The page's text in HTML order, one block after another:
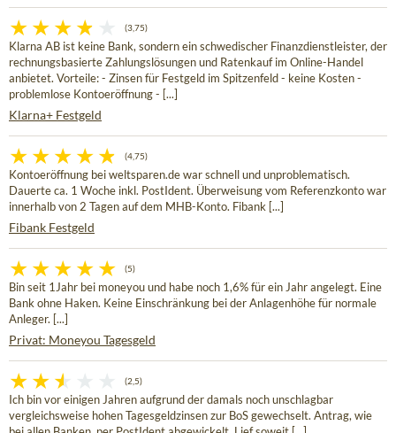
(3,75)
Klarna AB ist keine Bank, sondern ein schwedischer Finanzdienstleister, der
rechnungsbasierte Zahlungslösungen und Ratenkauf im Online-Handel
anbietet. Vorteile: - Zinsen für Festgeld im Spitzenfeld - keine Kosten -
problemlose Kontoeröffnung - [...]
Klarna+ Festgeld
(4,75)
Kontoeröffnung bei weltsparen.de war schnell und unproblematisch.
Dauerte ca. 1 Woche inkl. PostIdent. Überweisung vom Referenzkonto war
innerhalb von 2 Tagen auf dem MHB-Konto. Fibank [...]
Fibank Festgeld
(5)
Bin seit 1Jahr bei moneyou und habe noch 1,6% für ein Jahr angelegt. Eine
Bank ohne Haken. Keine Einschränkung bei der Anlagenhöhe für normale
Anleger. [...]
Privat: Moneyou Tagesgeld
(2,5)
Ich bin vor einigen Jahren aufgrund der damals noch unschlagbar
vergleichsweise hohen Tagesgeldzinsen zur BoS gewechselt. Antrag, wie